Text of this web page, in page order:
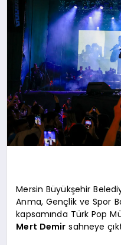
YAŞAM
MALATYA HABERLERI
Mersin Büyükşehir
Anma, Gençlik ve Spor
kapsamında Türk Pop
Mert Demir sahneye